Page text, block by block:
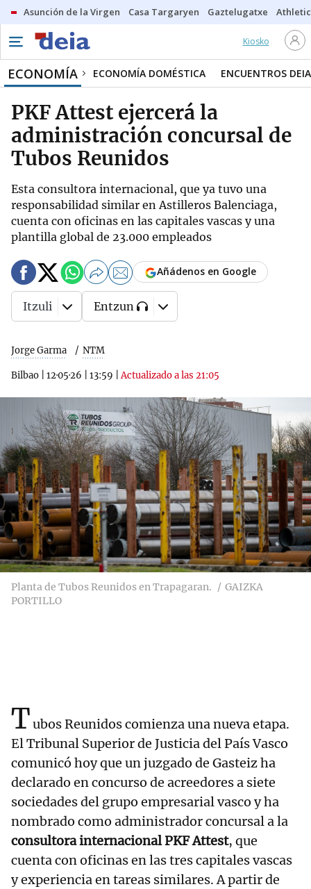
Asunción de la Virgen Casa Targaryen Gaztelugatxe Athletic
Kiosko
ECONOMÍA ECONOMÍA DOMÉSTICA ENCUENTROS DEIA
PKF Attest ejercerá la
administración concursal de
Tubos Reunidos
Esta consultora internacional, que ya tuvo una
responsabilidad similar en Astilleros Balenciaga,
cuenta con oficinas en las capitales vascas y una
plantilla global de 23.000 empleados
Jorge Garma NTM
Bilbao 12·05·26 13:59 |Actualizado a las 21:05
Añádenos en Google
Itzuli Entzun
Planta de Tubos Reunidos en Trapagaran.
GAIZKA
PORTILLO
Tubos Reunidos comienza una nueva etapa.
El Tribunal Superior de Justicia del País Vasco
comunicó hoy que un juzgado de Gasteiz ha
declarado en concurso de acreedores a siete
sociedades del grupo empresarial vasco y ha
nombrado como administrador concursal a la
consultora internacional PKF Attest, que
cuenta con oficinas en las tres capitales vascas
y experiencia en tareas similares. A partir de